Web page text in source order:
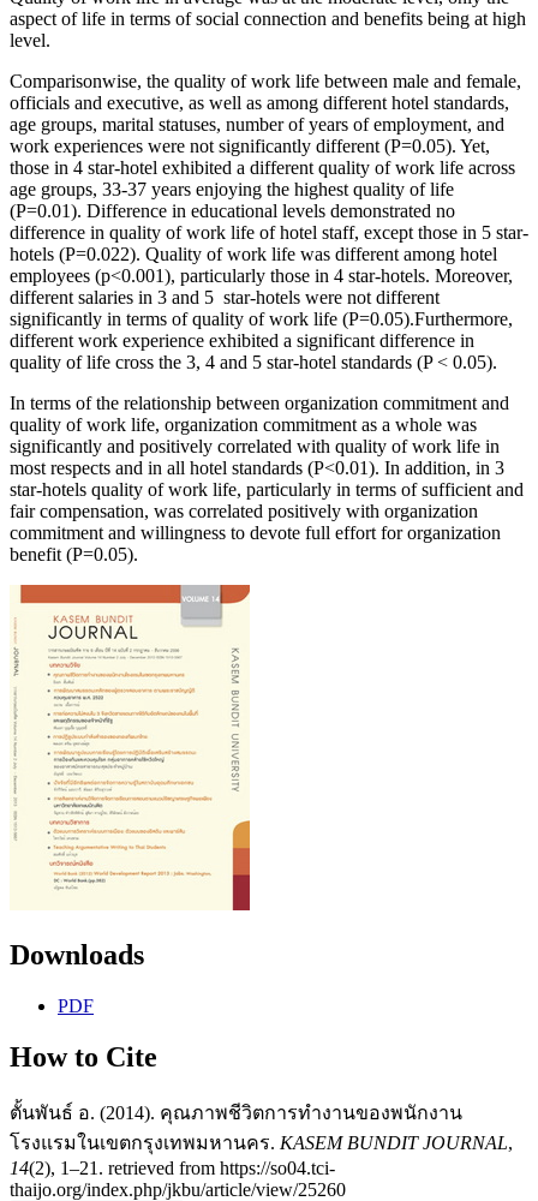
aspect of life in terms of social connection and benefits being at high
level.
Comparisonwise, the quality of work life between male and female,
officials and executive, as well as among different hotel standards,
age groups, marital statuses, number of years of employment, and
work experiences were not significantly different (P=0.05). Yet,
those in 4 star-hotel exhibited a different quality of work life across
age groups, 33-37 years enjoying the highest quality of life
(P=0.01). Difference in educational levels demonstrated no
difference in quality of work life of hotel staff, except those in 5 star-
hotels (P=0.022). Quality of work life was different among hotel
employees (p<0.001), particularly those in 4 star-hotels. Moreover,
different salaries in 3 and 5 star-hotels were not different
significantly in terms of quality of work life (P=0.05).Furthermore,
different work experience exhibited a significant difference in
quality of life cross the 3, 4 and 5 star-hotel standards (P < 0.05).
In terms of the relationship between organization commitment and
quality of work life, organization commitment as a whole was
significantly and positively correlated with quality of work life in
most respects and in all hotel standards (P<0.01). In addition, in 3
star-hotels quality of work life, particularly in terms of sufficient and
fair compensation, was correlated positively with organization
commitment and willingness to devote full effort for organization
benefit (P=0.05).
Downloads
PDF
How to Cite
ตั้นพันธ์ อ. (2014). คุณภาพชีวิตการทำงานของพนักงาน
โรงแรมในเขตกรุงเทพมหานคร. KASEM BUNDIT JOURNAL,
14(2), 1–21. retrieved from https://so04.tci-
thaijo.org/index.php/jkbu/article/view/25260